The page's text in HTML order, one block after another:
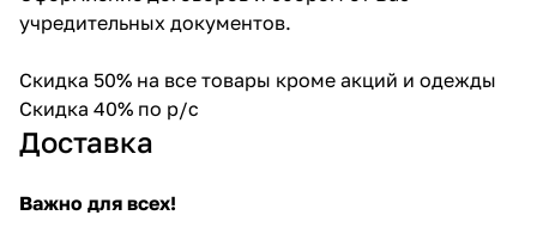
учредительных документов.
Скидка 50% на все товары кроме акций и одежды
Скидка 40% по р/с
Доставка
Важно для всех!